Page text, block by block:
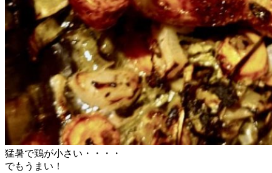
猛暑で鶏が小さい・・・・
でもうまい！